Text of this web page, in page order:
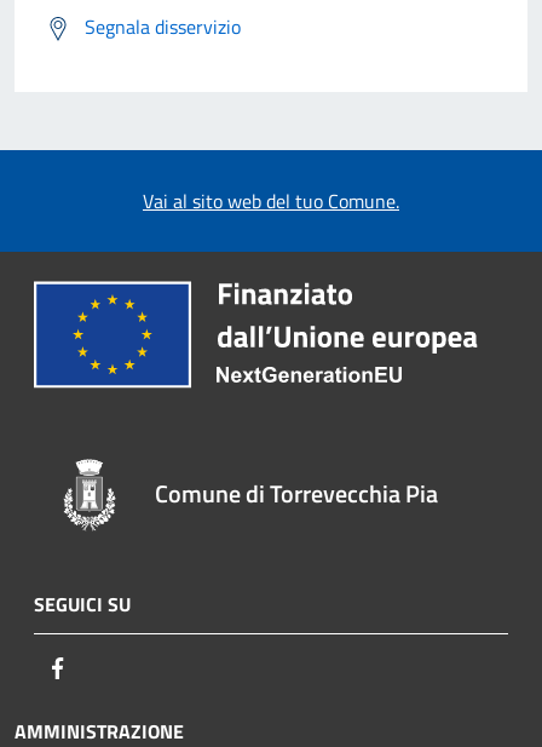
Segnala disservizio
Vai al sito web del tuo Comune.
Comune di Torrevecchia Pia
SEGUICI SU
AMMINISTRAZIONE